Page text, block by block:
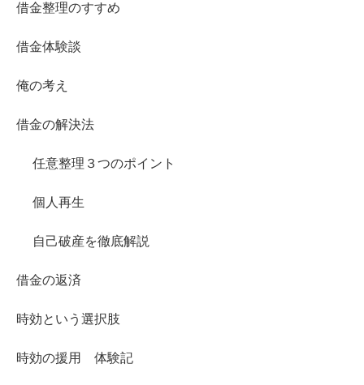
借金整理のすすめ
借金体験談
俺の考え
借金の解決法
任意整理３つのポイント
個人再生
自己破産を徹底解説
借金の返済
時効という選択肢
時効の援用 体験記